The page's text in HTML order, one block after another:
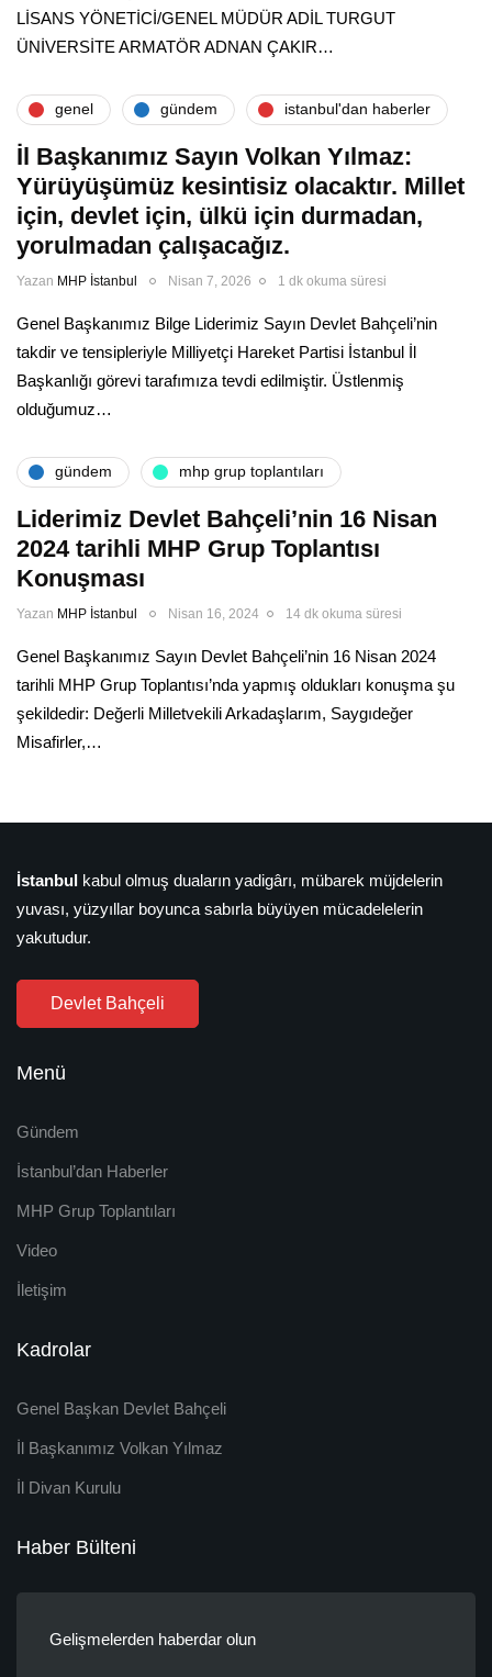
LİSANS YÖNETİCİ/GENEL MÜDÜR ADİL TURGUT
ÜNİVERSİTE ARMATÖR ADNAN ÇAKIR…
genel gündem i̇stanbul'dan haberler
İl Başkanımız Sayın Volkan Yılmaz:
Yürüyüşümüz kesintisiz olacaktır. Millet
için, devlet için, ülkü için durmadan,
yorulmadan çalışacağız.
Yazan MHP İstanbul Nisan 7, 2026 1 dk okuma süresi
Genel Başkanımız Bilge Liderimiz Sayın Devlet Bahçeli’nin
takdir ve tensipleriyle Milliyetçi Hareket Partisi İstanbul İl
Başkanlığı görevi tarafımıza tevdi edilmiştir. Üstlenmiş
olduğumuz…
gündem mhp grup toplantıları
Liderimiz Devlet Bahçeli’nin 16 Nisan
2024 tarihli MHP Grup Toplantısı
Konuşması
Yazan MHP İstanbul Nisan 16, 2024 14 dk okuma süresi
Genel Başkanımız Sayın Devlet Bahçeli’nin 16 Nisan 2024
tarihli MHP Grup Toplantısı’nda yapmış oldukları konuşma şu
şekildedir: Değerli Milletvekili Arkadaşlarım, Saygıdeğer
Misafirler,…
İstanbul kabul olmuş duaların yadigârı, mübarek müjdelerin
yuvası, yüzyıllar boyunca sabırla büyüyen mücadelelerin
yakutudur.
Devlet Bahçeli
Menü
Gündem
İstanbul’dan Haberler
MHP Grup Toplantıları
Video
İletişim
Kadrolar
Genel Başkan Devlet Bahçeli
İl Başkanımız Volkan Yılmaz
İl Divan Kurulu
Haber Bülteni
Gelişmelerden haberdar olun